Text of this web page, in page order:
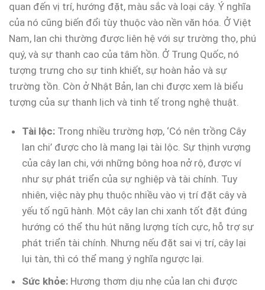
quan đến vị trí, hướng đặt, màu sắc và loại cây. Ý nghĩa
của nó cũng biến đổi tùy thuộc vào nền văn hóa. Ở Việt
Nam, lan chi thường được liên hệ với sự trường thọ, phú
quý, và sự thanh cao của tâm hồn. Ở Trung Quốc, nó
tượng trưng cho sự tinh khiết, sự hoàn hảo và sự
trường tồn. Còn ở Nhật Bản, lan chi được xem là biểu
tượng của sự thanh lịch và tinh tế trong nghệ thuật.
Tài lộc: Trong nhiều trường hợp, ‘Có nên trồng Cây
lan chi’ được cho là mang lại tài lộc. Sự thịnh vượng
của cây lan chi, với những bông hoa nở rộ, được ví
như sự phát triển của sự nghiệp và tài chính. Tuy
nhiên, việc này phụ thuộc nhiều vào vị trí đặt cây và
yếu tố ngũ hành. Một cây lan chi xanh tốt đặt đúng
hướng có thể thu hút năng lượng tích cực, hỗ trợ sự
phát triển tài chính. Nhưng nếu đặt sai vị trí, cây lại
lụi tàn, thì có thể mang ý nghĩa ngược lại.
Sức khỏe: Hương thơm dịu nhẹ của lan chi được